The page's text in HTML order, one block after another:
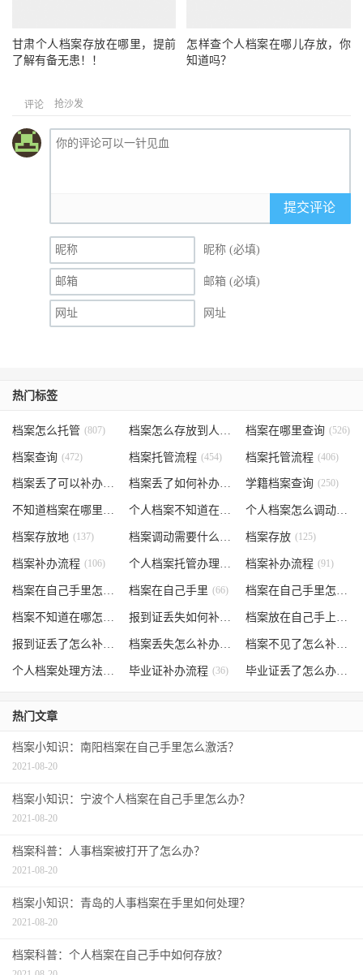
甘肃个人档案存放在哪里，提前
了解有备无患！！
怎样查个人档案在哪儿存放，你
知道吗？
评论 抢沙发
提交评论
昵称 (必填)
邮箱 (必填)
网址
热门标签
档案怎么托管 (807) (535)
档案在哪里查询 (526)
档案查询 (472) 档案托管流程 (454) 档案托管流程 (406)
档案丢了可以补办吗 (371) 档案丢了如何补办 学籍档案查询 (250)
不知道档案在哪里 个人档案不知道在哪儿 (191) 个人档案怎么调动
档案存放地 (137) 档案调动需要什么手续 (130)
档案存放 (125)
档案补办流程 (106) 个人档案托管办理流程 (102)
档案补办流程 (91)
档案在自己手里怎么办 (85)
档案在自己手里 (66) 档案在自己手里怎么处理
档案不知道在哪怎么办 (62) 报到证丢失如何补办 (54) 档案放在自己手上
报到证丢了怎么补办 (52) 档案丢失怎么补办 档案不见了怎么补办
个人档案处理方法 毕业证补办流程 (36) 毕业证丢了怎么办
热门文章
档案小知识：南阳档案在自己手里怎么激活？
2021-08-20
档案小知识：宁波个人档案在自己手里怎么办？
2021-08-20
档案科普：人事档案被打开了怎么办？
2021-08-20
档案小知识：青岛的人事档案在手里如何处理？
2021-08-20
档案科普：个人档案在自己手中如何存放？